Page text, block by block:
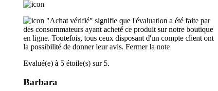
"Achat vérifié" signifie que l'évaluation a été faite par
des consommateurs ayant acheté ce produit sur notre boutique
en ligne. Toutefois, tous ceux disposant d'un compte client ont
la possibilité de donner leur avis. Fermer la note
Evalué(e) à 5 étoile(s) sur 5.
Barbara